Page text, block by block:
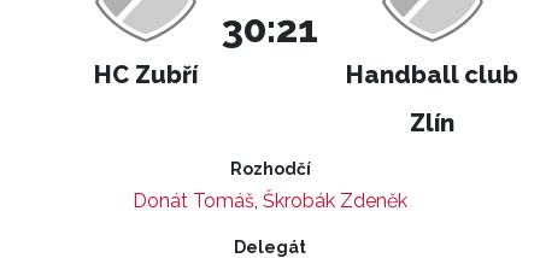
HC Zubří
30:21
Handball club
Zlín
Rozhodčí
Donát Tomáš, Škrobák Zdeněk
Delegát